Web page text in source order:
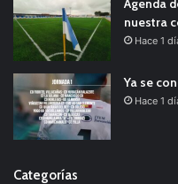
Agenda
nuestra
Hace 1
Ya se
Hace 1
Categorías